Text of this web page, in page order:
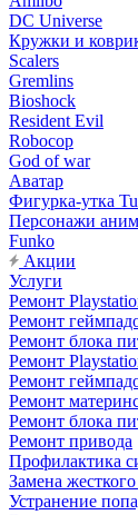
DC Universe
Кружки и
Scalers
Gremlins
Bioshock
Resident Evil
Robocop
God of war
Аватар
Фигурка-утка
Персонажи
Funko
Акции
Услуги
Ремонт
Ремонт
Ремонт блока
Ремонт
Ремонт
Ремонт
Ремонт блока
Ремонт привода
Профилактика
Замена
Устранение